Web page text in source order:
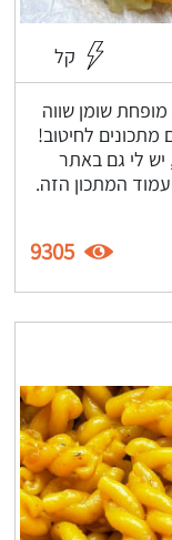
קל
מופחת שומן שווה
לחיטוב!
יש לי גם באתר
המתכון הזה.
9305